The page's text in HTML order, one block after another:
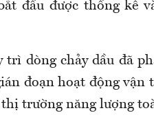
đầu được thống kê
trì dòng chảy dầu đã
đoạn hoạt động vận
trường năng lượng